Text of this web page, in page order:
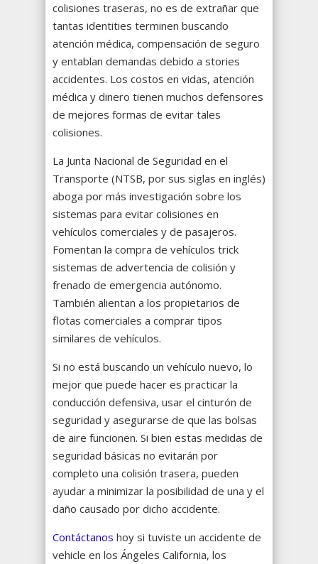
colisiones traseras, no es de extrañar que
tantas identities terminen buscando
atención médica, compensación de seguro
y entablan demandas debido a stories
accidentes. Los costos en vidas, atención
médica y dinero tienen muchos defensores
de mejores formas de evitar tales
colisiones.
La Junta Nacional de Seguridad en el
Transporte (NTSB, por sus siglas en inglés)
aboga por más investigación sobre los
sistemas para evitar colisiones en
vehículos comerciales y de pasajeros.
Fomentan la compra de vehículos trick
sistemas de advertencia de colisión y
frenado de emergencia autónomo.
También alientan a los propietarios de
flotas comerciales a comprar tipos
similares de vehículos.
Si no está buscando un vehículo nuevo, lo
mejor que puede hacer es practicar la
conducción defensiva, usar el cinturón de
seguridad y asegurarse de que las bolsas
de aire funcionen. Si bien estas medidas de
seguridad básicas no evitarán por
completo una colisión trasera, pueden
ayudar a minimizar la posibilidad de una y el
daño causado por dicho accidente.
Contáctanos hoy si tuviste un accidente de
vehicle en los Ángeles California, los